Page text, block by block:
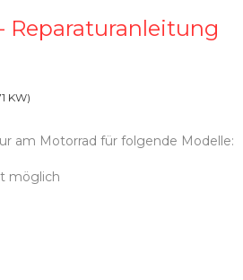
Reparaturanleitung
KW)
am Motorrad für folgende Modelle:
möglich